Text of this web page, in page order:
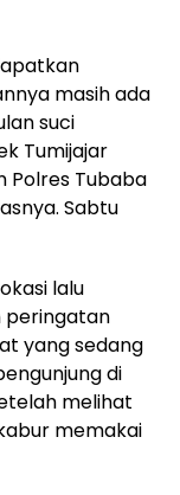
masih ada
suci
Tumijajar
Polres Tubaba
Sabtu
lalu
peringatan
yang sedang
di
melihat
memakai